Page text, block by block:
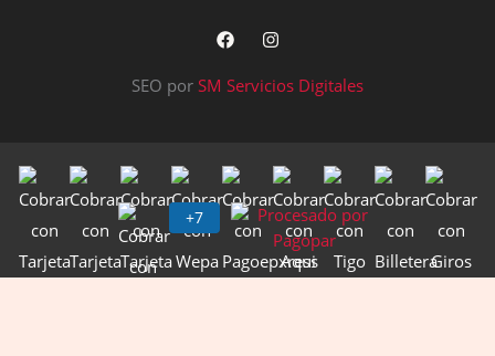
SEO por SM Servicios Digitales